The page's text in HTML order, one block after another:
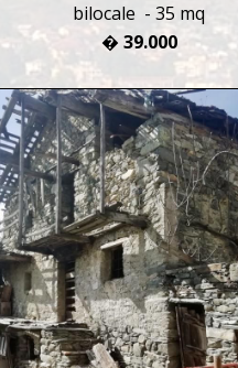
bilocale - 35 mq
� 39.000